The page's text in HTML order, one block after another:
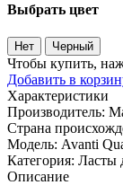
Выбрать цвет
Нет Черный
Чтобы купить,
Добавить в
Характеристики
Производитель:
Страна
Модель: Avanti
Категория: Ласты
Описание